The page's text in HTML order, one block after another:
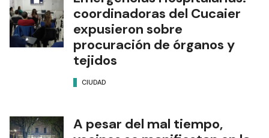
Emergencias Hospitalarias:
coordinadoras del Cucaier
expusieron sobre
procuración de órganos y